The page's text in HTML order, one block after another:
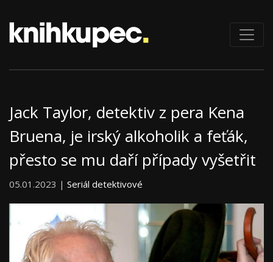
Jack Taylor, detektiv z pera Kena
Bruena, je irský alkoholik a feťák,
přesto se mu daří případy vyšetřit
05.01.2023 | Seriál detektivové